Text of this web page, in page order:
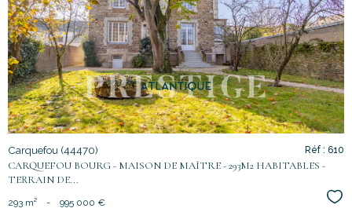
bien
Carquefou (44470)
CARQUEFOU BOURG - MAISON DE MAÎTRE - 293M2 HABITABLES -
TERRAIN DE...
Réf : 610
293 m² - 995 000 €